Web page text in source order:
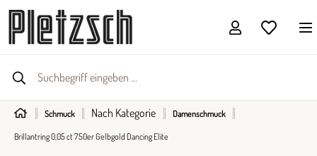
Schmuck Nach Kategorie Damenschmuck
Brillantring 0,05 ct 750er Gelbgold Dancing Elite